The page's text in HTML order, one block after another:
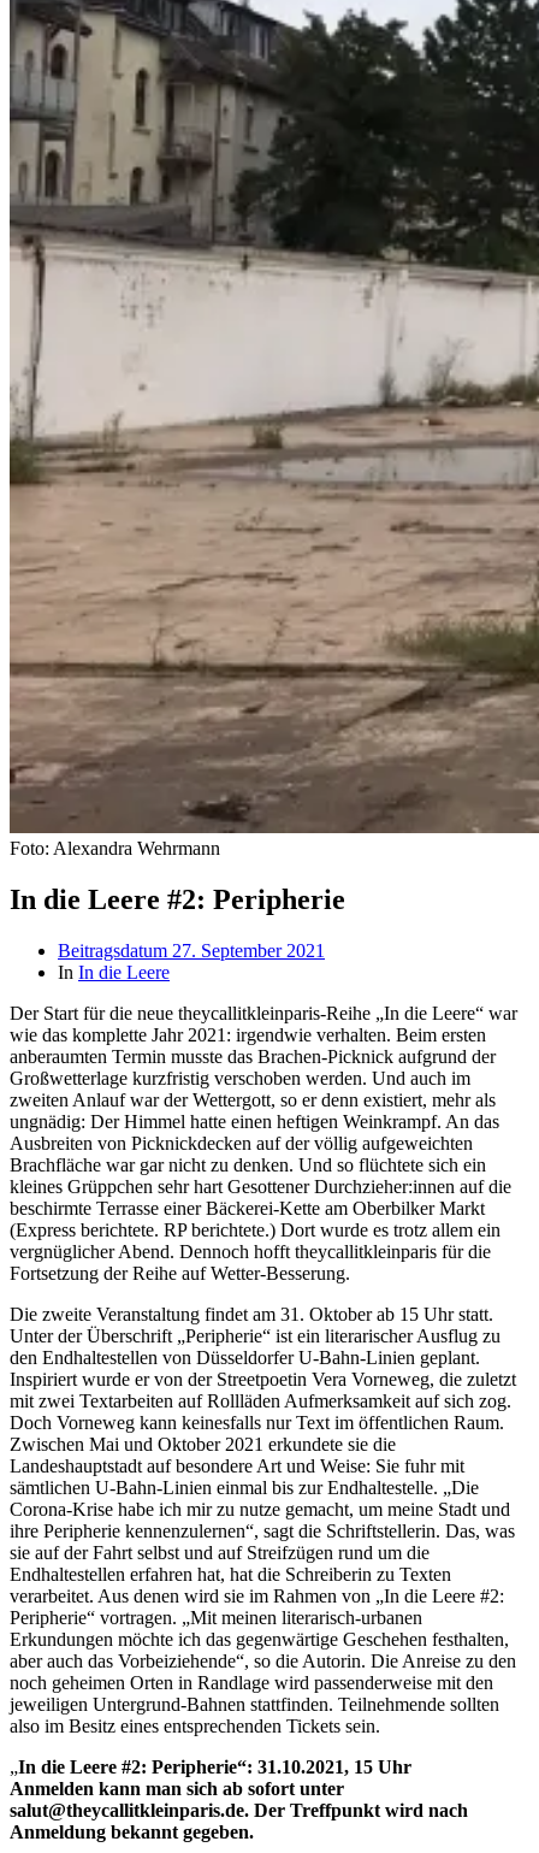
Foto: Alexandra Wehrmann
In die Leere #2: Peripherie
Beitragsdatum 27. September 2021
In In die Leere
Der Start für die neue theycallitkleinparis-Reihe „In die Leere“ war
wie das komplette Jahr 2021: irgendwie verhalten. Beim ersten
anberaumten Termin musste das Brachen-Picknick aufgrund der
Großwetterlage kurzfristig verschoben werden. Und auch im
zweiten Anlauf war der Wettergott, so er denn existiert, mehr als
ungnädig: Der Himmel hatte einen heftigen Weinkrampf. An das
Ausbreiten von Picknickdecken auf der völlig aufgeweichten
Brachfläche war gar nicht zu denken. Und so flüchtete sich ein
kleines Grüppchen sehr hart Gesottener Durchzieher:innen auf die
beschirmte Terrasse einer Bäckerei-Kette am Oberbilker Markt
(Express berichtete. RP berichtete.) Dort wurde es trotz allem ein
vergnüglicher Abend. Dennoch hofft theycallitkleinparis für die
Fortsetzung der Reihe auf Wetter-Besserung.
Die zweite Veranstaltung findet am 31. Oktober ab 15 Uhr statt.
Unter der Überschrift „Peripherie“ ist ein literarischer Ausflug zu
den Endhaltestellen von Düsseldorfer U-Bahn-Linien geplant.
Inspiriert wurde er von der Streetpoetin Vera Vorneweg, die zuletzt
mit zwei Textarbeiten auf Rollläden Aufmerksamkeit auf sich zog.
Doch Vorneweg kann keinesfalls nur Text im öffentlichen Raum.
Zwischen Mai und Oktober 2021 erkundete sie die
Landeshauptstadt auf besondere Art und Weise: Sie fuhr mit
sämtlichen U-Bahn-Linien einmal bis zur Endhaltestelle. „Die
Corona-Krise habe ich mir zu nutze gemacht, um meine Stadt und
ihre Peripherie kennenzulernen“, sagt die Schriftstellerin. Das, was
sie auf der Fahrt selbst und auf Streifzügen rund um die
Endhaltestellen erfahren hat, hat die Schreiberin zu Texten
verarbeitet. Aus denen wird sie im Rahmen von „In die Leere #2:
Peripherie“ vortragen. „Mit meinen literarisch-urbanen
Erkundungen möchte ich das gegenwärtige Geschehen festhalten,
aber auch das Vorbeiziehende“, so die Autorin. Die Anreise zu den
noch geheimen Orten in Randlage wird passenderweise mit den
jeweiligen Untergrund-Bahnen stattfinden. Teilnehmende sollten
also im Besitz eines entsprechenden Tickets sein.
„In die Leere #2: Peripherie“: 31.10.2021, 15 Uhr
Anmelden kann man sich ab sofort unter
salut@theycallitkleinparis.de. Der Treffpunkt wird nach
Anmeldung bekannt gegeben.